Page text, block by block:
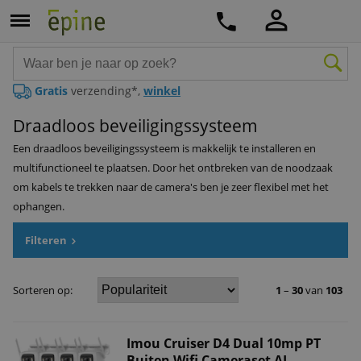
Gratis verzending*, winkel
Draadloos beveiligingssysteem
Een draadloos beveiligingssysteem is makkelijk te installeren en
multifunctioneel te plaatsen. Door het ontbreken van de noodzaak
om kabels te trekken naar de camera's ben je zeer flexibel met het
ophangen.
Filteren
Sorteren op: 1 – 30van 103
Imou Cruiser D4 Dual 10mp PT